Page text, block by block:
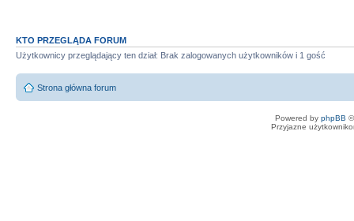
KTO PRZEGLĄDA FORUM
Użytkownicy przeglądający ten dział: Brak zalogowanych użytkowników i 1 gość
Strona główna forum
Powered by phpBB
Przyjazne